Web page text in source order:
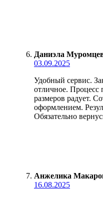
Даниэла
03.09.2025
Удобный сервис.
отличное. Процесс
размеров радует.
оформлением.
Обязательно
Анжелика
16.08.2025